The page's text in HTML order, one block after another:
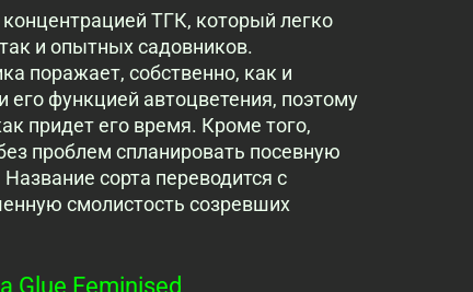
ТГК, который легко
и опытных садовников.
поражает, собственно, как и
функцией автоцветения, поэтому
придет его время. Кроме того,
проблем спланировать посевную
сорта переводится с
смолистость созревших
Glue Feminised